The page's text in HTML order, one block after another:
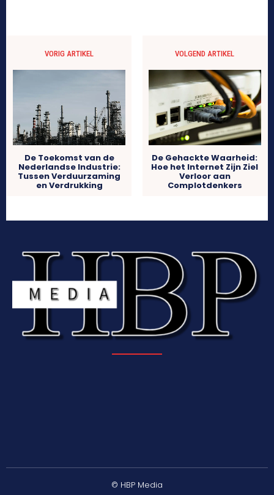
VORIG ARTIKEL
De Toekomst van de
Nederlandse Industrie:
Tussen Verduurzaming
en Verdrukking
VOLGEND ARTIKEL
De Gehackte Waarheid:
Hoe het Internet Zijn Ziel
Verloor aan
Complotdenkers
© HBP Media